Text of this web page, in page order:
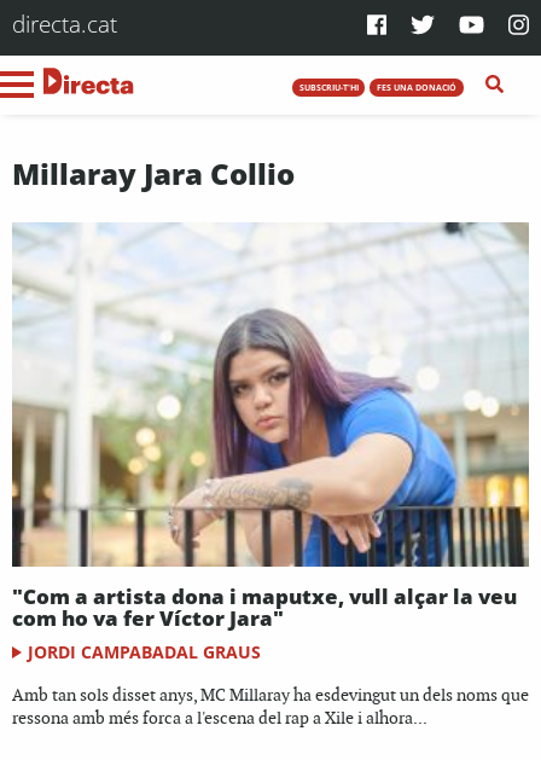
directa.cat
SUBSCRIU-T'HI FES UNA DONACIÓ
Millaray Jara Collio
"Com a artista dona i maputxe, vull alçar la veu
com ho va fer Víctor Jara"
JORDI CAMPABADAL GRAUS
Amb tan sols disset anys, MC Millaray ha esdevingut un dels noms que
ressona amb més forca a l'escena del rap a Xile i alhora...